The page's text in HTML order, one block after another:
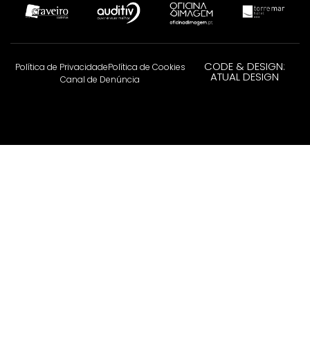
Política de PrivacidadePolítica de Cookies
Canal de Denúncia
CODE & DESIGN:
ATUAL DESIGN